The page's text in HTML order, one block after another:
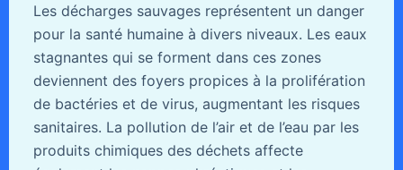
Les décharges sauvages représentent un danger
pour la santé humaine à divers niveaux. Les eaux
stagnantes qui se forment dans ces zones
deviennent des foyers propices à la prolifération
de bactéries et de virus, augmentant les risques
sanitaires. La pollution de l’air et de l’eau par les
produits chimiques des déchets affecte